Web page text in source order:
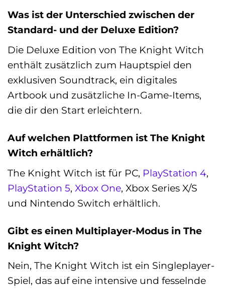
Was ist der Unterschied zwischen der
Standard- und der Deluxe Edition?
Die Deluxe Edition von The Knight Witch
enthält zusätzlich zum Hauptspiel den
exklusiven Soundtrack, ein digitales
Artbook und zusätzliche In-Game-Items,
die dir den Start erleichtern.
Auf welchen Plattformen ist The Knight
Witch erhältlich?
The Knight Witch ist für PC, PlayStation 4,
PlayStation 5, Xbox One, Xbox Series X/S
und Nintendo Switch erhältlich.
Gibt es einen Multiplayer-Modus in The
Knight Witch?
Nein, The Knight Witch ist ein Singleplayer-
Spiel, das auf eine intensive und fesselnde